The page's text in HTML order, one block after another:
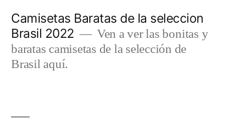
contenido
Camisetas Baratas de la seleccion
Brasil 2022
Ven a ver las bonitas y
baratas camisetas de la selección de
Brasil aquí.